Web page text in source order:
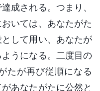
成される。つまり、
いては、あなたがた
して用い、あなたが
うになる。二度目の
たが再び従順になる
あなたがたに公然と